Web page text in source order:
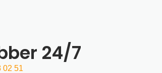
24/7
02 51